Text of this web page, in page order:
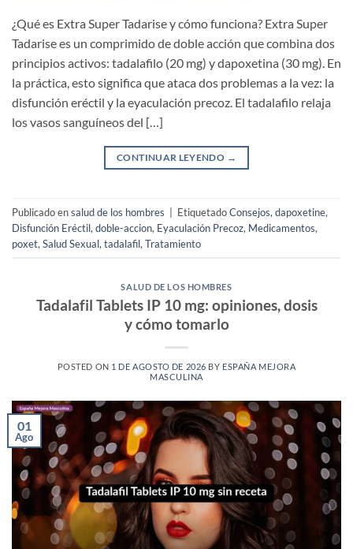
¿Qué es Extra Super Tadarise y cómo funciona? Extra Super
Tadarise es un comprimido de doble acción que combina dos
principios activos: tadalafilo (20 mg) y dapoxetina (30 mg). En
la práctica, esto significa que ataca dos problemas a la vez: la
disfunción eréctil y la eyaculación precoz. El tadalafilo relaja
los vasos sanguíneos del […]
CONTINUAR LEYENDO →
Publicado ensalud de los hombres | EtiquetadoConsejos, dapoxetine,
Disfunción Eréctil, doble-accion, Eyaculación Precoz, Medicamentos,
poxet, Salud Sexual, tadalafil, Tratamiento
SALUD DE LOS HOMBRES
Tadalafil Tablets IP 10 mg: opiniones, dosis
y cómo tomarlo
POSTED ON 1 DE AGOSTO DE 2026 BY ESPAÑA MEJORA
MASCULINA
01
Ago